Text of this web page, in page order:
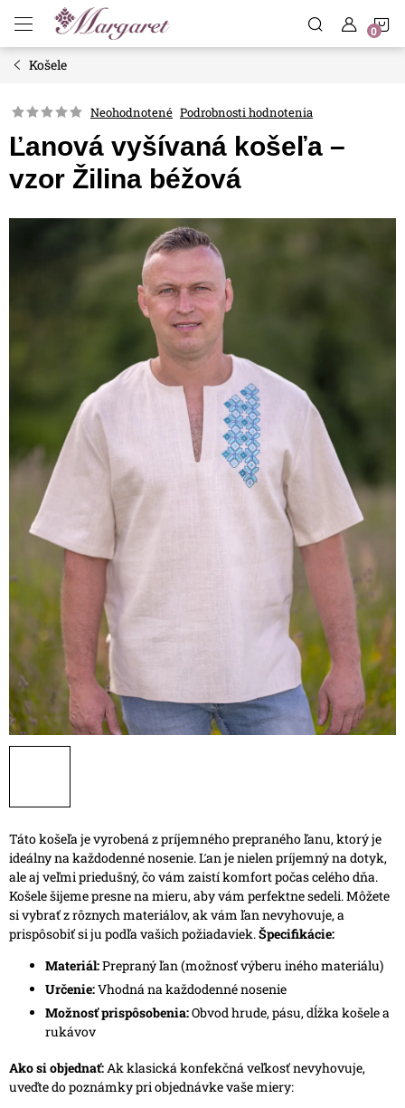
obsah
Košele
Neohodnotené Podrobnosti hodnotenia
Ľanová vyšívaná košeľa –
vzor Žilina béžová
Táto košeľa je vyrobená z príjemného prepraného ľanu, ktorý je
ideálny na každodenné nosenie. Ľan je nielen príjemný na dotyk,
ale aj veľmi priedušný, čo vám zaistí komfort počas celého dňa.
Košele šijeme presne na mieru, aby vám perfektne sedeli. Môžete
si vybrať z rôznych materiálov, ak vám ľan nevyhovuje, a
prispôsobiť si ju podľa vašich požiadaviek.Špecifikácie:
Materiál:Prepraný ľan (možnosť výberu iného materiálu)
Určenie:Vhodná na každodenné nosenie
Možnosť prispôsobenia:Obvod hrude, pásu, dĺžka košele a
rukávov
Ako si objednať: Ak klasická konfekčná veľkosť nevyhovuje,
uveďte do poznámky pri objednávke vaše miery: